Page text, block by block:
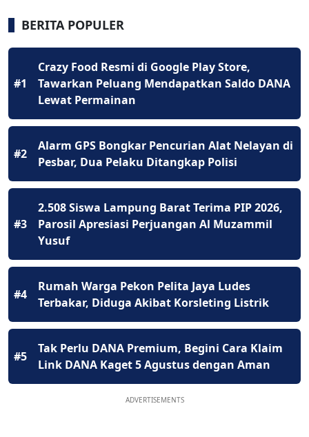
BERITA POPULER
#1
Crazy Food Resmi di Google Play Store,
Tawarkan Peluang Mendapatkan Saldo DANA
Lewat Permainan
#2
Alarm GPS Bongkar Pencurian Alat Nelayan di
Pesbar, Dua Pelaku Ditangkap Polisi
#3
2.508 Siswa Lampung Barat Terima PIP 2026,
Parosil Apresiasi Perjuangan Al Muzammil
Yusuf
#4
Rumah Warga Pekon Pelita Jaya Ludes
Terbakar, Diduga Akibat Korsleting Listrik
#5
Tak Perlu DANA Premium, Begini Cara Klaim
Link DANA Kaget 5 Agustus dengan Aman
ADVERTISEMENTS